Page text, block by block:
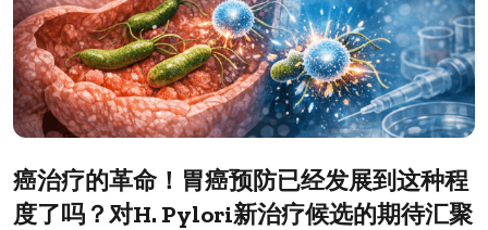
癌治疗的革命！胃癌预防已经发展到这种程
度了吗？对H. Pylori新治疗候选的期待汇聚